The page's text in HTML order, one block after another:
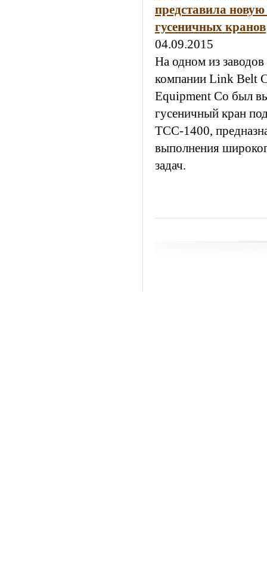
представила
гусеничных кранов
04.09.2015
На одном из
компании Link Belt
Equipment Co был
гусеничный кран
ТСС-1400,
выполнения
задач.